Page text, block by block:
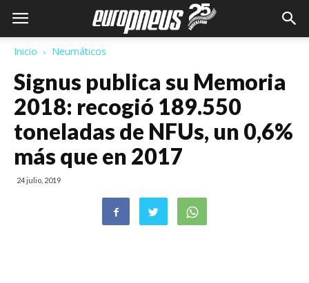
Inicio Neumáticos
Signus publica su Memoria
2018: recogió 189.550
toneladas de NFUs, un 0,6%
más que en 2017
24 julio, 2019